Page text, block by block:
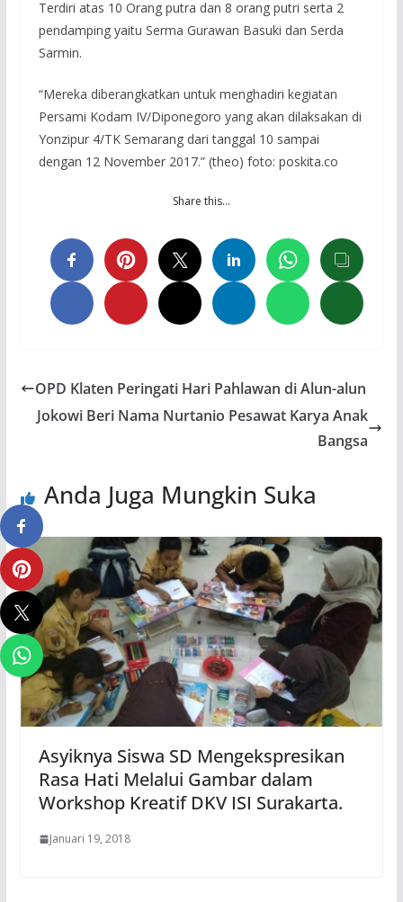
Terdiri atas 10 Orang putra dan 8 orang putri serta 2
pendamping yaitu Serma Gurawan Basuki dan Serda
Sarmin.
“Mereka diberangkatkan untuk menghadiri kegiatan
Persami Kodam IV/Diponegoro yang akan dilaksakan di
Yonzipur 4/TK Semarang dari tanggal 10 sampai
dengan 12 November 2017.” (theo) foto: poskita.co
Share this…
OPD Klaten Peringati Hari Pahlawan di Alun-alun
Jokowi Beri Nama Nurtanio Pesawat Karya Anak
Bangsa
Anda Juga Mungkin Suka
Asyiknya Siswa SD Mengekspresikan
Rasa Hati Melalui Gambar dalam
Workshop Kreatif DKV ISI Surakarta.
Januari 19, 2018